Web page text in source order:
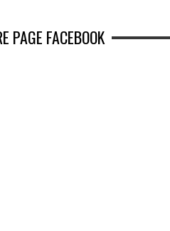
PAGE FACEBOOK